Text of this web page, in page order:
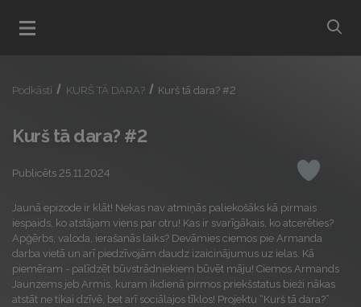
Atvert menu
Podkāsti KURŠ TĀ DARA? Kurš tā dara? #2
Kurš tā dara? #2
Publicēts 25.11.2024 Iepatikas
Jaunā epizode ir klāt! Nekas nav atmiņās paliekošāks kā pirmais
iespaids, ko atstājam viens par otru! Kas ir svarīgākais, ko atcerēties?
Apģērbs, valoda, ierašanās laiks? Devāmies ciemos pie Armanda
darba vietā un arī piedzīvojām daudz izaicinājumus uz ielas. Kā
piemēram - palīdzēt būvstrādniekiem būvēt māju! Ciemos Armands
Jaunzems jeb Armis, kuram ikdienā pirmos priekšstatus bieži nākas
atstāt ne tikai dzīvē, bet arī sociālajos tīklos! Projektu “Kurš tā dara?”